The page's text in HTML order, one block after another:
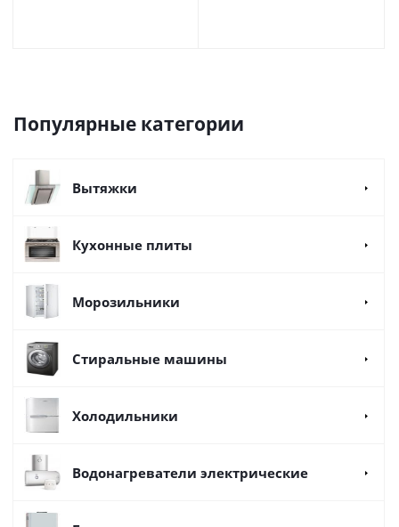
Популярные категории
Вытяжки
Кухонные плиты
Морозильники
Стиральные машины
Холодильники
Водонагреватели электрические